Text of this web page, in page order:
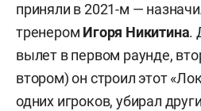
приняли в 2021-м —
тренером Игоря Никитина.
вылет в первом раунде,
втором) он строил этот
одних игроков, убирал